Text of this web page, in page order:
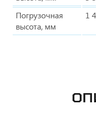
Погрузочная
высота, мм
1